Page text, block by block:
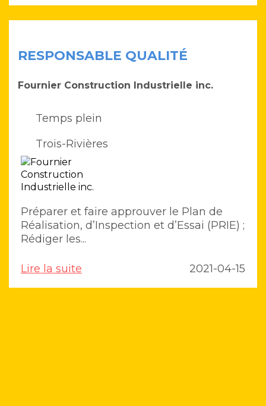
RESPONSABLE QUALITÉ
Fournier Construction Industrielle inc.
Temps plein
Trois-Rivières
Préparer et faire approuver le Plan de
Réalisation, d’Inspection et d’Essai (PRIE) ;
Rédiger les...
Lire la suite 2021-04-15